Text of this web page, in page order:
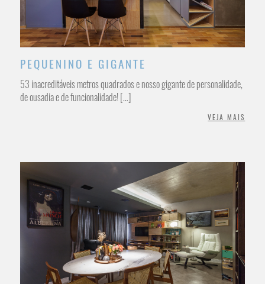
PEQUENINO E GIGANTE
53 inacreditáveis metros quadrados e nosso gigante de personalidade,
de ousadia e de funcionalidade! […]
VEJA MAIS
/INTERIORES RESIDENCIAL